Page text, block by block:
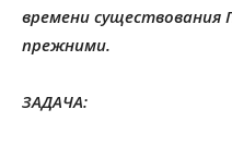
времени
прежними.
ЗАДАЧА: